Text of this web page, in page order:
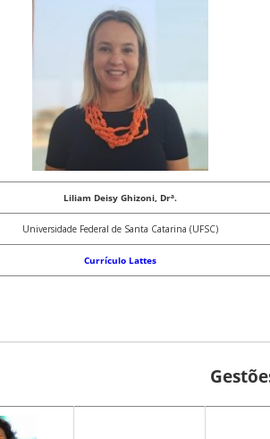
Liliam Deisy Ghizoni, Drª.
Universidade Federal de Santa Catarina (UFSC)
Currículo Lattes